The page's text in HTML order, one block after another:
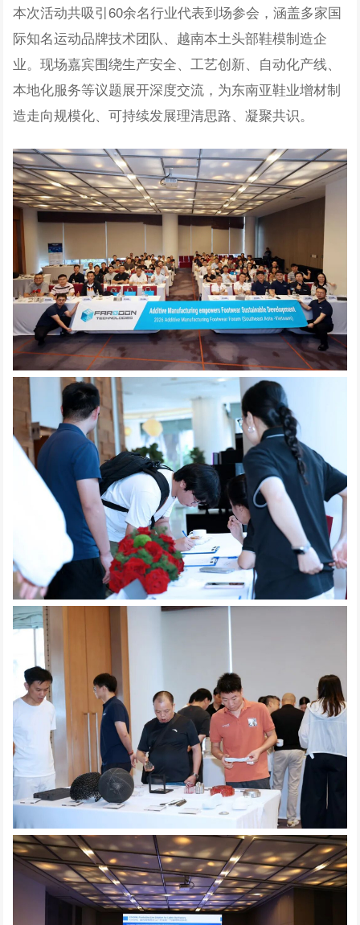
本次活动共吸引60余名行业代表到场参会，涵盖多家国
际知名运动品牌技术团队、越南本土头部鞋模制造企
业。现场嘉宾围绕生产安全、 工艺创新、自动化产线、
本地化服务等议题展开深度交流，为东南亚鞋业增材制
造走向规模化、可持续发展理清思路、凝聚共识。